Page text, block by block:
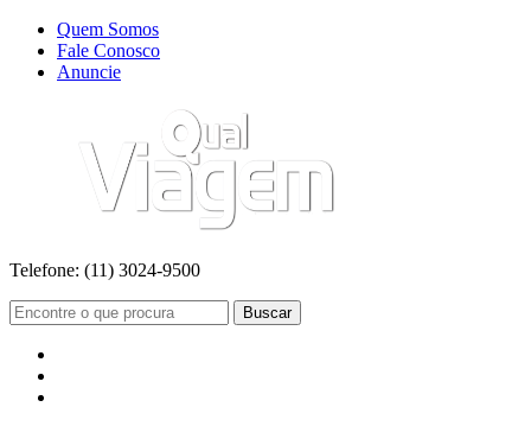
Quem Somos
Fale Conosco
Anuncie
Telefone: (11) 3024-9500
Buscar